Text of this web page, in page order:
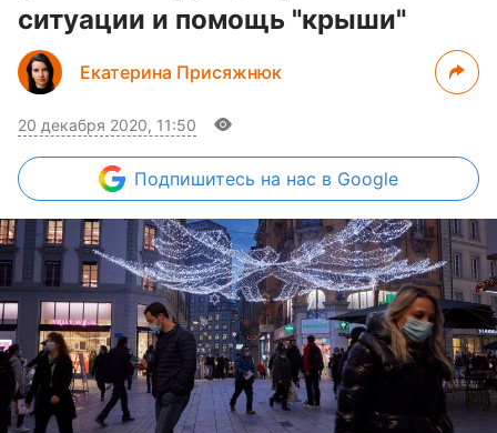
ситуации и помощь "крыши"
Екатерина Присяжнюк
20 декабря 2020, 11:50
Подпишитесь на нас в Google